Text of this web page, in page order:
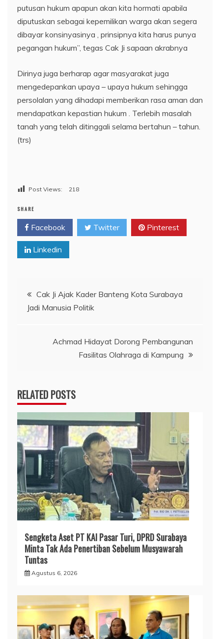
putusan hukum apapun akan kita hormati apabila
diputuskan sebagai kepemilikan warga akan segera
dibayar konsinyasinya , prinsipnya kita harus punya
pegangan hukum”, tegas Cak Ji sapaan akrabnya
Dirinya juga berharap agar masyarakat juga
mengedepankan upaya – upaya hukum sehingga
persolalan yang dihadapi memberikan rasa aman dan
mendapatkan kepastian hukum . Terlebih masalah
tanah yang telah ditinggali selama bertahun – tahun.
(trs)
Post Views: 218
SHARE
Facebook Twitter Pinterest
Linkedin
Navigasi
pos
Cak Ji Ajak Kader Banteng Kota Surabaya
Jadi Manusia Politik
Achmad Hidayat Dorong Pembangunan
Fasilitas Olahraga di Kampung
RELATED POSTS
Sengketa Aset PT KAI Pasar Turi, DPRD Surabaya
Minta Tak Ada Penertiban Sebelum Musyawarah
Tuntas
Agustus 6, 2026